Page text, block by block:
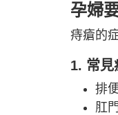
孕婦
痔瘡的
1. 常見
排
肛